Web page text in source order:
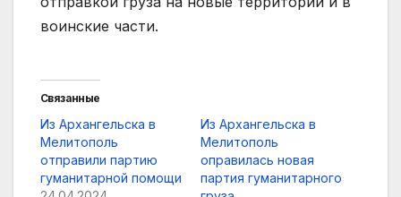
воинские части.
Связанные
Из Архангельска в
Мелитополь
отправили партию
гуманитарной помощи
Из Архангельска в
Мелитополь
оправилась новая
партия гуманитарного